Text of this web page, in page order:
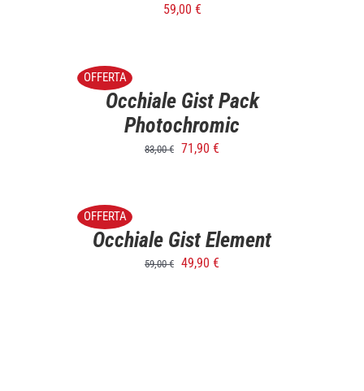
59,00 €
OFFERTA
DETTAGLIOcchiale Gist Pack
Photochromic
83,00€ 71,90 €
OFFERTA
DETTAGLIOcchiale Gist Element
59,00€ 49,90 €